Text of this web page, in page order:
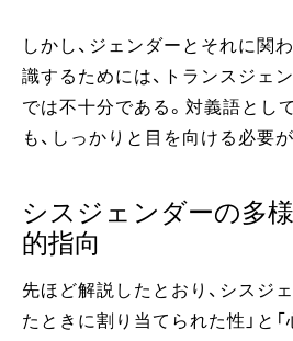
しかし、ジェンダーとそれに関
識するためには、トランスジェ
では不十分である。対義語とし
も、しっかりと目を向ける必要
シスジェンダーの多
的指向
先ほど解説したとおり、シスジ
たときに割り当てられた性」と「